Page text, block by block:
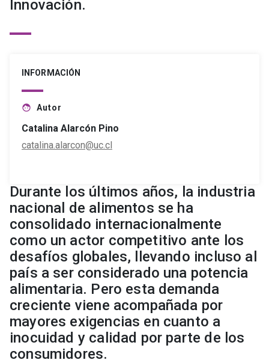
Innovación.
INFORMACIÓN
face Autor
Catalina Alarcón Pino
catalina.alarcon@uc.cl
Durante los últimos años, la industria
nacional de alimentos se ha
consolidado internacionalmente
como un actor competitivo ante los
desafíos globales, llevando incluso al
país a ser considerado una potencia
alimentaria. Pero esta demanda
creciente viene acompañada por
mayores exigencias en cuanto a
inocuidad y calidad por parte de los
consumidores.